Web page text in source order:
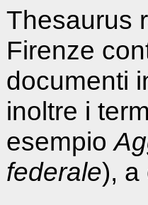
Thesaurus
Firenze
documenti
inoltre i
esempio
federale), a